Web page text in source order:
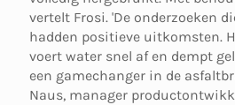
vertelt Frosi. 'De onderzoeken
hadden positieve uitkomsten.
voert water snel af en dempt
een gamechanger in de
Naus, manager